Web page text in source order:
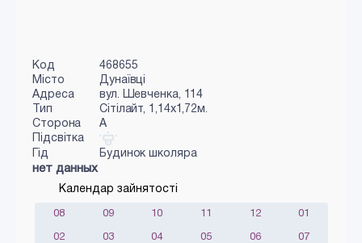
Код
468655
Місто
Дунаївці
Адреса
вул. Шевченка, 114
Тип
Сiтiлайт, 1,14х1,72м.
Сторона
A
Підсвітка
Гід
Будинок школяра
нет данных
Календар зайнятості
08 09 10 11 12 01
02 03 04 05 06 07